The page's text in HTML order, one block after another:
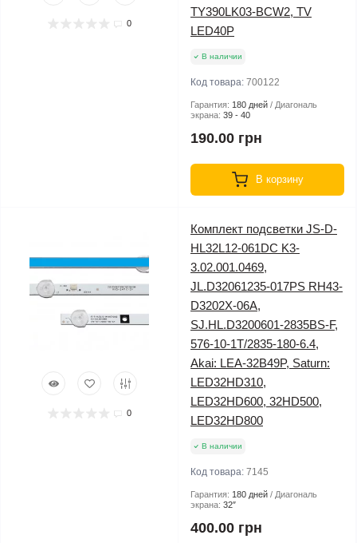
0
TY390LK03-BCW2, TV
LED40P
В наличии
Код товара: 700122
Гарантия: 180 дней
Диагональ
экрана: 39 - 40
190.00 грн
В корзину
0
Комплект подсветки JS-D-
HL32L12-061DC K3-
3.02.001.0469,
JL.D32061235-017PS RH43-
D3202X-06A,
SJ.HL.D3200601-2835BS-F,
576-10-1T/2835-180-6.4,
Akai: LEA-32B49P, Saturn:
LED32HD310,
LED32HD600, 32HD500,
LED32HD800
В наличии
Код товара: 7145
Гарантия: 180 дней
Диагональ
экрана: 32″
400.00 грн